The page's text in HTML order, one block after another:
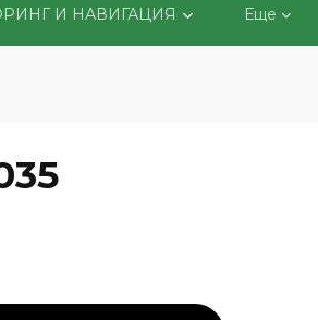
И НАВИГАЦИЯ Еще